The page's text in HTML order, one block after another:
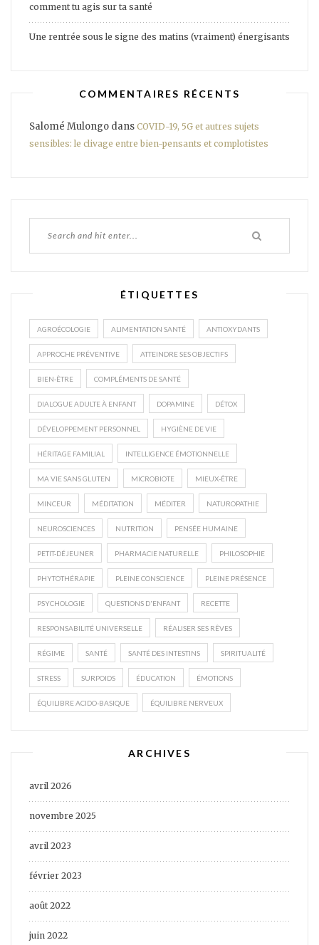
comment tu agis sur ta santé
Une rentrée sous le signe des matins (vraiment) énergisants
COMMENTAIRES RÉCENTS
Salomé Mulongo dans COVID-19, 5G et autres sujets
sensibles: le clivage entre bien-pensants et complotistes
ÉTIQUETTES
AGROÉCOLOGIE ALIMENTATION SANTÉ ANTIOXYDANTS
APPROCHE PRÉVENTIVE ATTEINDRE SES OBJECTIFS
BIEN-ÊTRE COMPLÉMENTS DE SANTÉ
DIALOGUE ADULTE À ENFANT DOPAMINE DÉTOX
DÉVELOPPEMENT PERSONNEL HYGIÈNE DE VIE
HÉRITAGE FAMILIAL INTELLIGENCE ÉMOTIONNELLE
MA VIE SANS GLUTEN MICROBIOTE MIEUX-ÊTRE
MINCEUR MÉDITATION MÉDITER NATUROPATHIE
NEUROSCIENCES NUTRITION PENSÉE HUMAINE
PETIT-DÉJEUNER PHARMACIE NATURELLE PHILOSOPHIE
PHYTOTHÉRAPIE PLEINE CONSCIENCE PLEINE PRÉSENCE
PSYCHOLOGIE QUESTIONS D'ENFANT RECETTE
RESPONSABILITÉ UNIVERSELLE RÉALISER SES RÊVES
RÉGIME SANTÉ SANTÉ DES INTESTINS SPIRITUALITÉ
STRESS SURPOIDS ÉDUCATION ÉMOTIONS
ÉQUILIBRE ACIDO-BASIQUE ÉQUILIBRE NERVEUX
ARCHIVES
avril 2026
novembre 2025
avril 2023
février 2023
août 2022
juin 2022